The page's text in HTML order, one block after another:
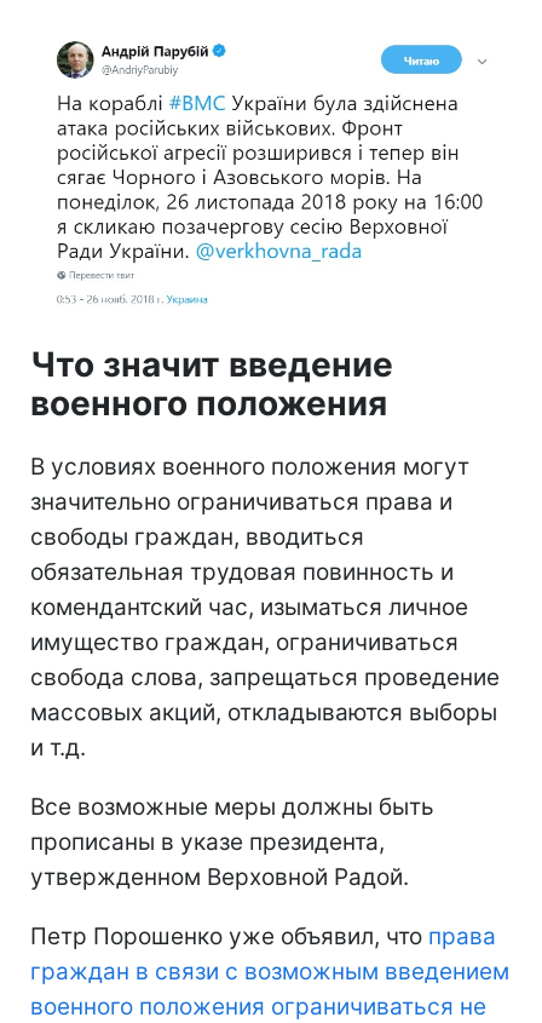
Что значит введение
военного положения
В условиях военного положения могут
значительно ограничиваться права и
свободы граждан, вводиться
обязательная трудовая повинность и
комендантский час, изыматься личное
имущество граждан, ограничиваться
свобода слова, запрещаться проведение
массовых акций, откладываются выборы
и т.д.
Все возможные меры должны быть
прописаны в указе президента,
утвержденном Верховной Радой.
Петр Порошенко уже объявил, что права
граждан в связи с возможным введением
военного положения ограничиваться не